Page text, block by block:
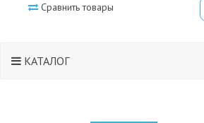
Сравнить товары
КАТАЛОГ